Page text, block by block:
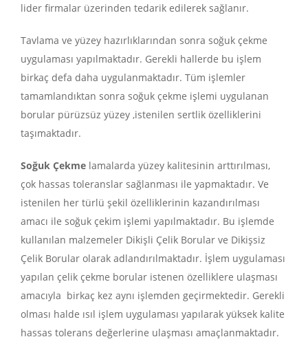
lider firmalar üzerinden tedarik edilerek sağlanır.
Tavlama ve yüzey hazırlıklarından sonra soğuk çekme
uygulaması yapılmaktadır. Gerekli hallerde bu işlem
birkaç defa daha uygulanmaktadır. Tüm işlemler
tamamlandıktan sonra soğuk çekme işlemi uygulanan
borular pürüzsüz yüzey ,istenilen sertlik özelliklerini
taşımaktadır.
Soğuk Çekme lamalarda yüzey kalitesinin arttırılması,
çok hassas toleranslar sağlanması ile yapmaktadır. Ve
istenilen her türlü şekil özelliklerinin kazandırılması
amacı ile soğuk çekim işlemi yapılmaktadır. Bu işlemde
kullanılan malzemeler Dikişli Çelik Borular ve Dikişsiz
Çelik Borular olarak adlandırılmaktadır. İşlem uygulaması
yapılan çelik çekme borular istenen özelliklere ulaşması
amacıyla birkaç kez aynı işlemden geçirmektedir. Gerekli
olması halde ısıl işlem uygulaması yapılarak yüksek kalite
hassas tolerans değerlerine ulaşması amaçlanmaktadır.